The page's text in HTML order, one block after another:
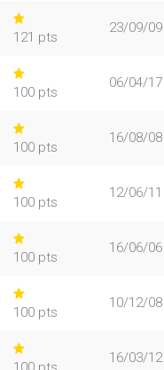
121 pts
23/09/09
100 pts
06/04/17
100 pts
16/08/08
100 pts
12/06/11
100 pts
16/06/06
100 pts
10/12/08
16/03/12